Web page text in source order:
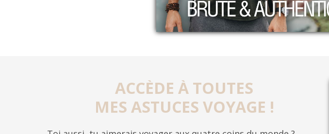
ACCÈDE À TOUTES
MES ASTUCES VOYAGE !